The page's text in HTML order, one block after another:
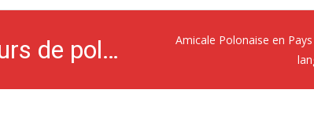
Category Archives: Cours de polonais avancé Amicale Polonaise en